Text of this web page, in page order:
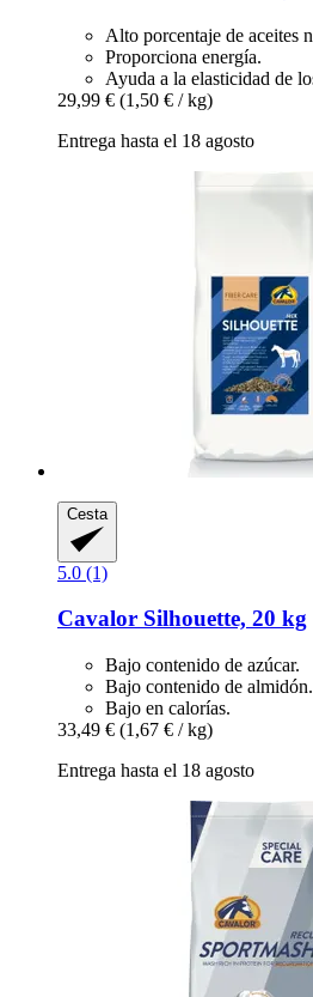
Alto porcentaje de aceites
Proporciona energía.
Ayuda a la elasticidad de
29,99 € (1,50 € / kg)
Entrega hasta el 18 agosto
Cesta
5.0 (1)
Cavalor Silhouette, 20 kg
Bajo contenido de azúcar.
Bajo contenido de almidón.
Bajo en calorías.
33,49 € (1,67 € / kg)
Entrega hasta el 18 agosto